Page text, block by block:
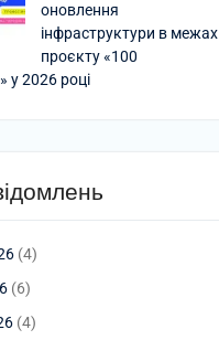
оновлення
інфраструктури в межах
проєкту «100
у 2026 році
(4)
(6)
(4)